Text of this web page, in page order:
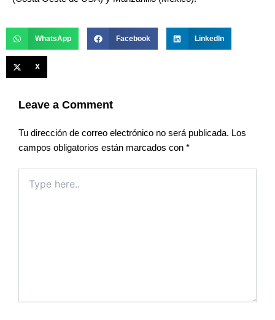
WhatsApp Facebook LinkedIn
X
Leave a Comment
Tu dirección de correo electrónico no será publicada. Los
campos obligatorios están marcados con *
here..